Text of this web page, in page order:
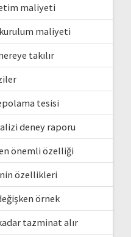
maliyeti
kurulum maliyeti
takılır
tesisi
deney raporu
önemli özelliği
özellikleri
örnek
tazminat alır